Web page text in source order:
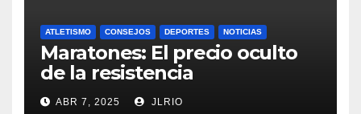
ATLETISMO CONSEJOS DEPORTES NOTICIAS
Maratones: El precio oculto
de la resistencia
ABR 7, 2025 JLRIO